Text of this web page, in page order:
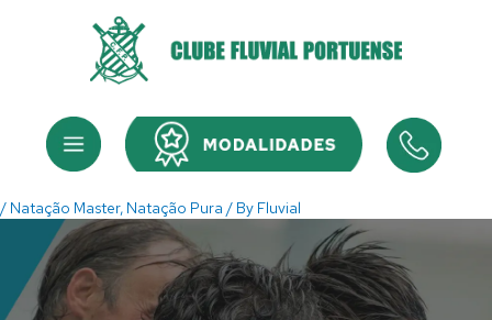
Menu Menu
/ Natação Master, Natação Pura / By Fluvial